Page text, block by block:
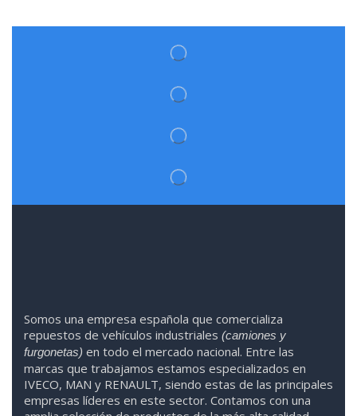
Somos una empresa española que comercializa
repuestos de vehículos industriales (camiones y
furgonetas) en todo el mercado nacional. Entre las
marcas que trabajamos estamos especializados en
IVECO, MAN y RENAULT, siendo estas de las principales
empresas líderes en este sector. Contamos con una